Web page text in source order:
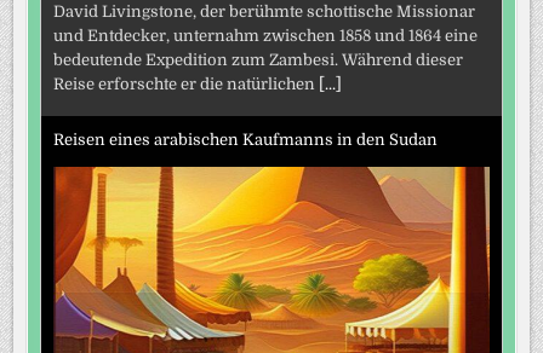
David Livingstone, der berühmte schottische Missionar
und Entdecker, unternahm zwischen 1858 und 1864 eine
bedeutende Expedition zum Zambesi. Während dieser
Reise erforschte er die natürlichen
[...]
Reisen eines arabischen Kaufmanns in den Sudan